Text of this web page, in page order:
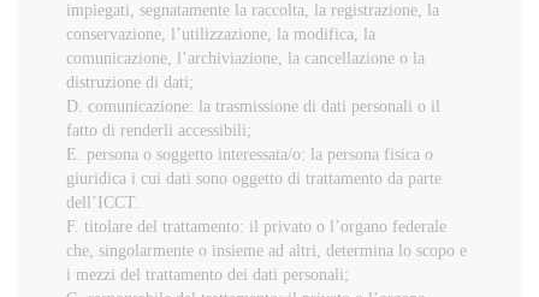
impiegati, segnatamente la raccolta, la registrazione, la
conservazione, l’utilizzazione, la modifica, la
comunicazione, l’archiviazione, la cancellazione o la
distruzione di dati;
D. comunicazione: la trasmissione di dati personali o il
fatto di renderli accessibili;
E. persona o soggetto interessata/o: la persona fisica o
giuridica i cui dati sono oggetto di trattamento da parte
dell’ICCT.
F. titolare del trattamento: il privato o l’organo federale
che, singolarmente o insieme ad altri, determina lo scopo e
i mezzi del trattamento dei dati personali;